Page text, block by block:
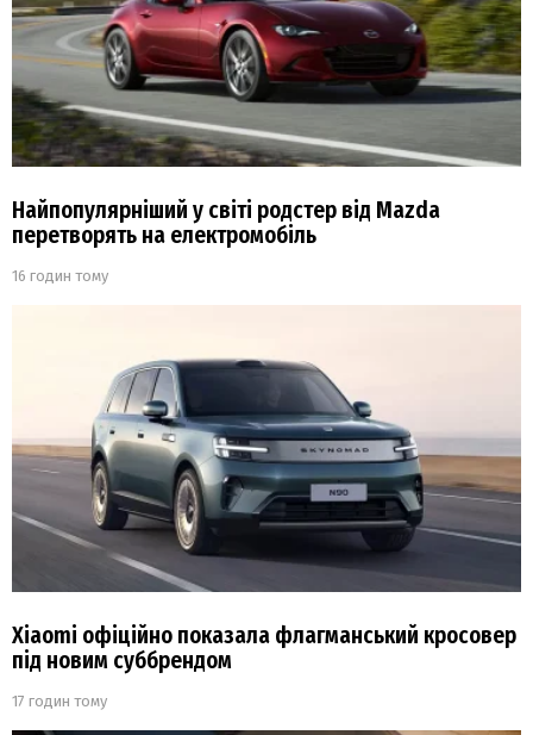
Найпопулярніший у світі родстер від Mazda
перетворять на електромобіль
16 годин тому
Xiaomi офіційно показала флагманський кросовер
під новим суббрендом
17 годин тому